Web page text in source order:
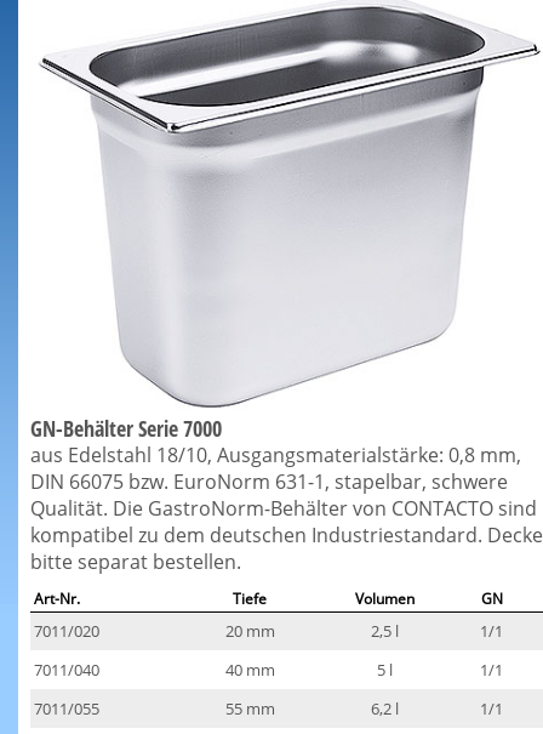
GN-Behälter Serie 7000
aus Edelstahl 18/10, Ausgangsmaterialstärke: 0,8 mm,
DIN 66075 bzw. EuroNorm 631-1, stapelbar, schwere
Qualität. Die GastroNorm-Behälter von CONTACTO sind
kompatibel zu dem deutschen Industriestandard.
bitte separat bestellen.
Art-Nr. Tiefe Volumen GN
7011/020 20 mm 2,5 l
1/1
7011/040
40 mm 5 l
1/1
7011/055
55 mm 6,2 l
1/1